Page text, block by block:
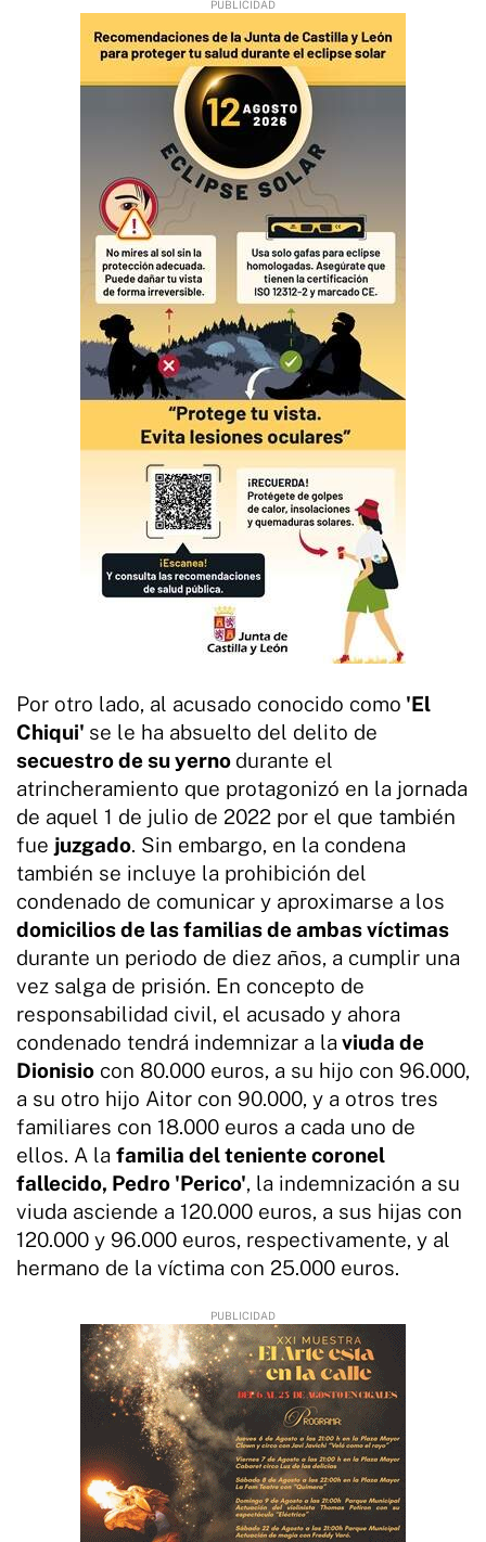
Por otro lado, al acusado conocido como 'El
Chiqui' se le ha absuelto del delito de
secuestro de su yerno durante el
atrincheramiento que protagonizó en la jornada
de aquel 1 de julio de 2022 por el que también
fue juzgado. Sin embargo, en la condena
también se incluye la prohibición del
condenado de comunicar y aproximarse a los
domicilios de las familias de ambas víctimas
durante un periodo de diez años, a cumplir una
vez salga de prisión. En concepto de
responsabilidad civil, el acusado y ahora
condenado tendrá indemnizar a la viuda de
Dionisio con 80.000 euros, a su hijo con 96.000,
a su otro hijo Aitor con 90.000, y a otros tres
familiares con 18.000 euros a cada uno de
ellos. A la familia del teniente coronel
fallecido, Pedro 'Perico', la indemnización a su
viuda asciende a 120.000 euros, a sus hijas con
120.000 y 96.000 euros, respectivamente, y al
hermano de la víctima con 25.000 euros.